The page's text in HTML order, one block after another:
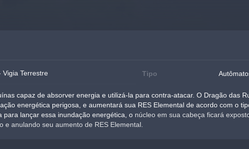
Terrestre Tipo
capaz de absorver energia e utilizá-la para contra-atacar. O Dragão das
energética perigosa, e aumentará sua RES Elemental de acordo com o
para lançar essa inundação energética, o núcleo em sua cabeça ficará
e anulando seu aumento de RES Elemental.